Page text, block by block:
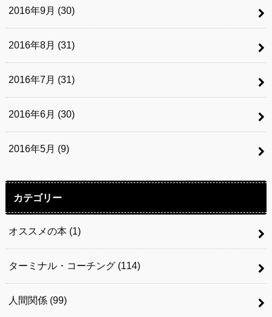
2016年9月 (30)
2016年8月 (31)
2016年7月 (31)
2016年6月 (30)
2016年5月 (9)
カテゴリー
オススメの本 (1)
ターミナル・コーチング (114)
人間関係 (99)